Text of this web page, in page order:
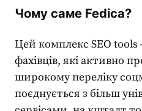
Чому саме Fedica?
Цей комплекс SEO tools
фахівців, які активно
широкому переліку
поєднується з більш